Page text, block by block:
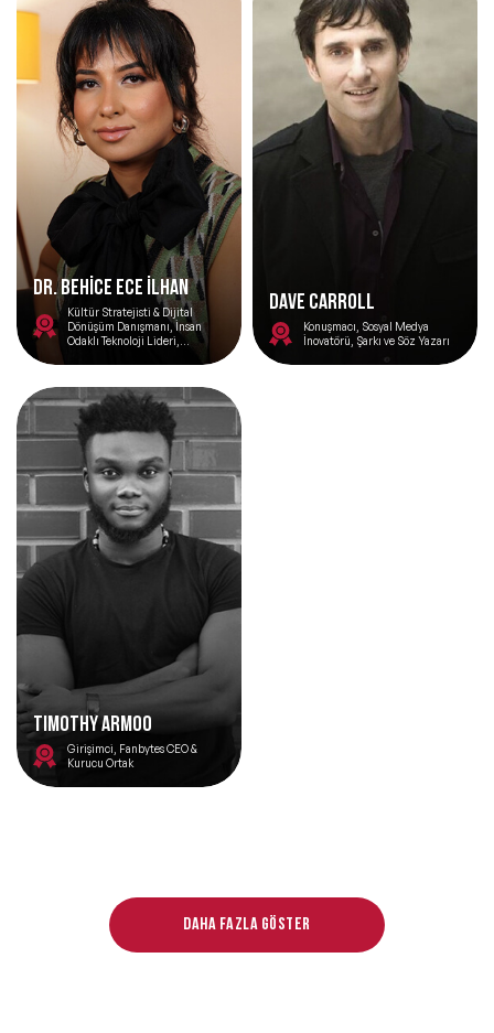
DR. BEHİCE ECE İLHAN
Kültür Stratejisti & Dijital
Dönüşüm Danışmanı, İnsan
Odaklı Teknoloji Lideri,
Dave Carroll
Konuşmacı, Sosyal Medya
İnovatörü, Şarkı ve Söz Yazarı
TIMOTHY ARMOO
Girişimci, Fanbytes CEO &
Kurucu Ortak
Daha fazla göster